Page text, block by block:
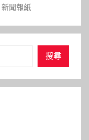
新聞報紙
搜尋